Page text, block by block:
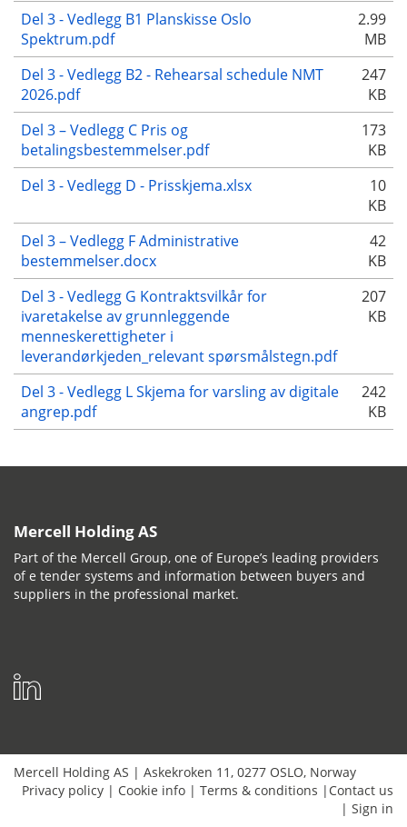
Del 3 - Vedlegg B1 Planskisse Oslo
Spektrum.pdf
2.99
MB
Del 3 - Vedlegg B2 - Rehearsal schedule NMT
2026.pdf
247
KB
Del 3 – Vedlegg C Pris og
betalingsbestemmelser.pdf
173
KB
Del 3 - Vedlegg D - Prisskjema.xlsx
10
KB
Del 3 – Vedlegg F Administrative
bestemmelser.docx
42
KB
Del 3 - Vedlegg G Kontraktsvilkår for
ivaretakelse av grunnleggende
menneskerettigheter i
leverandørkjeden_relevant spørsmålstegn.pdf
207
KB
Del 3 - Vedlegg L Skjema for varsling av digitale
angrep.pdf
242
KB
Mercell Holding AS
Part of the Mercell Group, one of Europe’s leading providers
of e tender systems and information between buyers and
suppliers in the professional market.
Mercell Holding AS | Askekroken 11, 0277 OSLO, Norway
Privacy policy | Cookie info | Terms & conditions | Contact us
| Sign in